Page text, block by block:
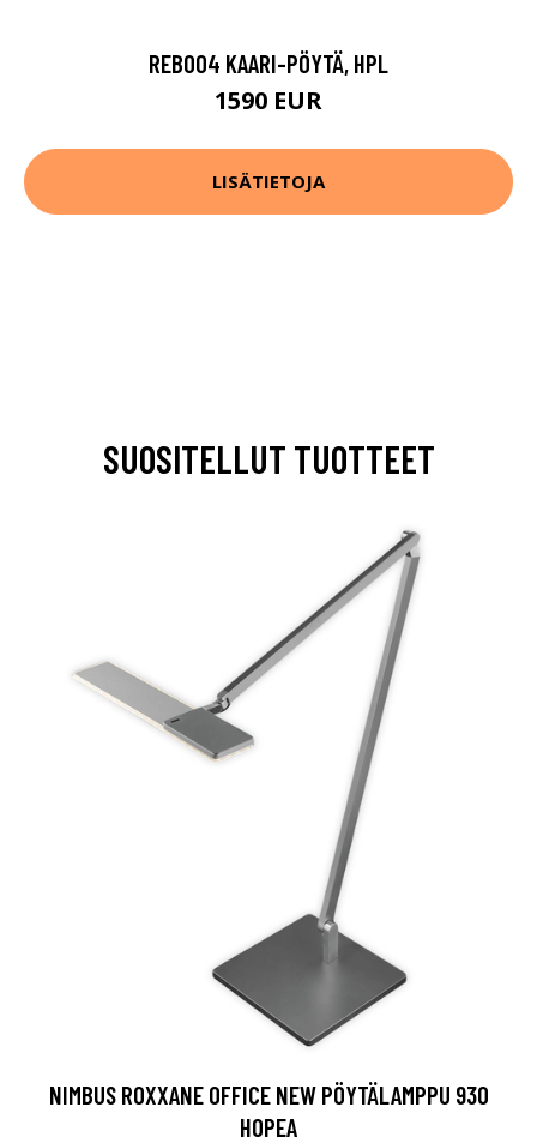
REB004 KAARI-PÖYTÄ, HPL
1590 EUR
LISÄTIETOJA
SUOSITELLUT TUOTTEET
NIMBUS ROXXANE OFFICE NEW PÖYTÄLAMPPU 930
HOPEA